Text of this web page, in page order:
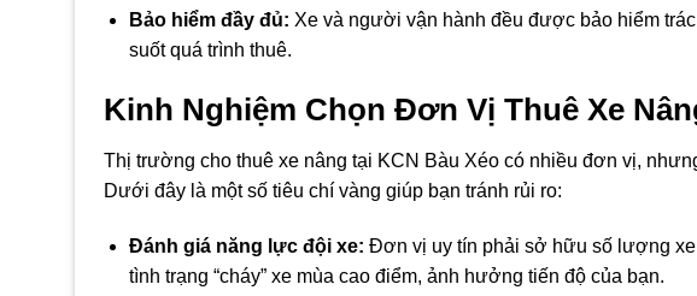
Bảo hiểm đầy đủ: Xe và người vận hành đều được bảo hiểm
suốt quá trình thuê.
Kinh Nghiệm Chọn Đơn Vị Thuê Xe
Thị trường cho thuê xe nâng tại KCN Bàu Xéo có nhiều đơn vị,
Dưới đây là một số tiêu chí vàng giúp bạn tránh rủi ro:
Đánh giá năng lực đội xe: Đơn vị uy tín phải sở hữu số lượng
tình trạng “cháy” xe mùa cao điểm, ảnh hưởng tiến độ của bạn.